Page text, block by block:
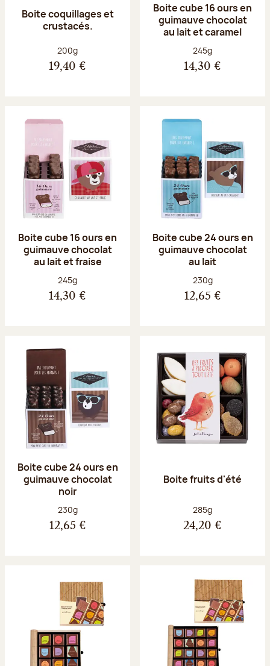
Boite coquillages et
crustacés.
Poids net :
200g
19,40 €
Boite cube 16 ours en
guimauve chocolat
au lait et caramel
Poids net :
245g
14,30 €
Boite cube 16 ours en
guimauve chocolat
au lait et fraise
Poids net :
245g
14,30 €
Boite cube 24 ours en
guimauve chocolat
au lait
Poids net :
230g
12,65 €
Boite cube 24 ours en
guimauve chocolat
noir
Poids net :
230g
12,65 €
Boite fruits d'été
Poids net :
285g
24,20 €